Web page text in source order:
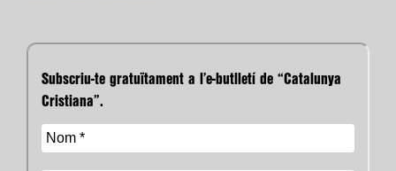
Subscriu-te gratuïtament a l’e-butlletí de “Catalunya
Cristiana”.